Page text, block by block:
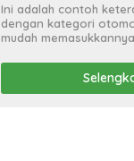
Ini adalah contoh
dengan kategori
mudah